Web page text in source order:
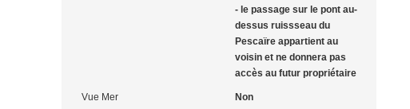
- le passage sur le pont au-
dessus ruissseau du
Pescaïre appartient au
voisin et ne donnera pas
accès au futur propriétaire
Vue Mer Non